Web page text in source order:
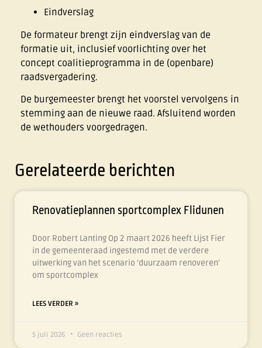
Eindverslag
De formateur brengt zijn eindverslag van de
formatie uit, inclusief voorlichting over het
concept coalitieprogramma in de (openbare)
raadsvergadering.
De burgemeester brengt het voorstel vervolgens in
stemming aan de nieuwe raad. Afsluitend worden
de wethouders voorgedragen.
Gerelateerde berichten
Renovatieplannen sportcomplex Flidunen
Door Robert Lanting Op 2 maart 2026 heeft Lijst Fier
in de gemeenteraad ingestemd met de verdere
uitwerking van het scenario ‘duurzaam renoveren’
om sportcomplex
LEES VERDER »
5 juli 2026 Geen reacties